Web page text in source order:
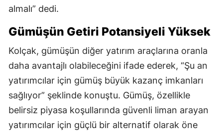
almalı” dedi.
Gümüşün Getiri Potansiyeli Yüksek
Kolçak, gümüşün diğer yatırım araçlarına oranla
daha avantajlı olabileceğini ifade ederek, “Şu an
yatırımcılar için gümüş büyük kazanç imkanları
sağlıyor” şeklinde konuştu. Gümüş, özellikle
belirsiz piyasa koşullarında güvenli liman arayan
yatırımcılar için güçlü bir alternatif olarak öne